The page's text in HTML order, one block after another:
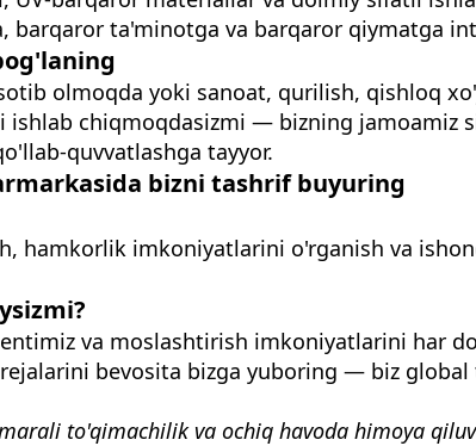
barqaror ta'minotga va barqaror qiymatga
olmoqda yoki sanoat, qurilish, qishloq
chiqmoqdasizmi — bizning jamoamiz
quvvatlashga tayyor.
bizni tashrif buyuring
hamkorlik imkoniyatlarini o'rganish va
va moslashtirish imkoniyatlarini har
bevosita bizga yuboring — biz
to'qimachilik va ochiq havoda himoya